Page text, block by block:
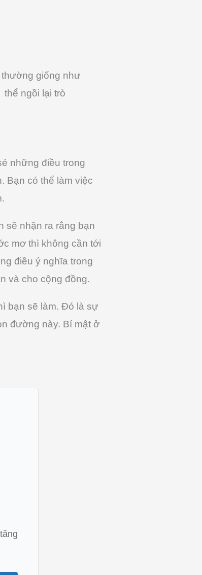
giống như
ngồi lại trò
những điều trong
Bạn có thể làm việc
sẽ nhận ra rằng bạn
mơ thì không cần tới
điều ý nghĩa trong
và cho cộng đồng.
bạn sẽ làm. Đó là sự
đường này. Bí mật ở